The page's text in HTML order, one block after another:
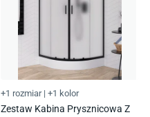
+1 rozmiar | +1 kolor
Zestaw Kabina Prysznicowa Z